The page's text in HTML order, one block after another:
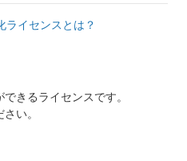
ライセンスとは？
きるライセンスです。
い。